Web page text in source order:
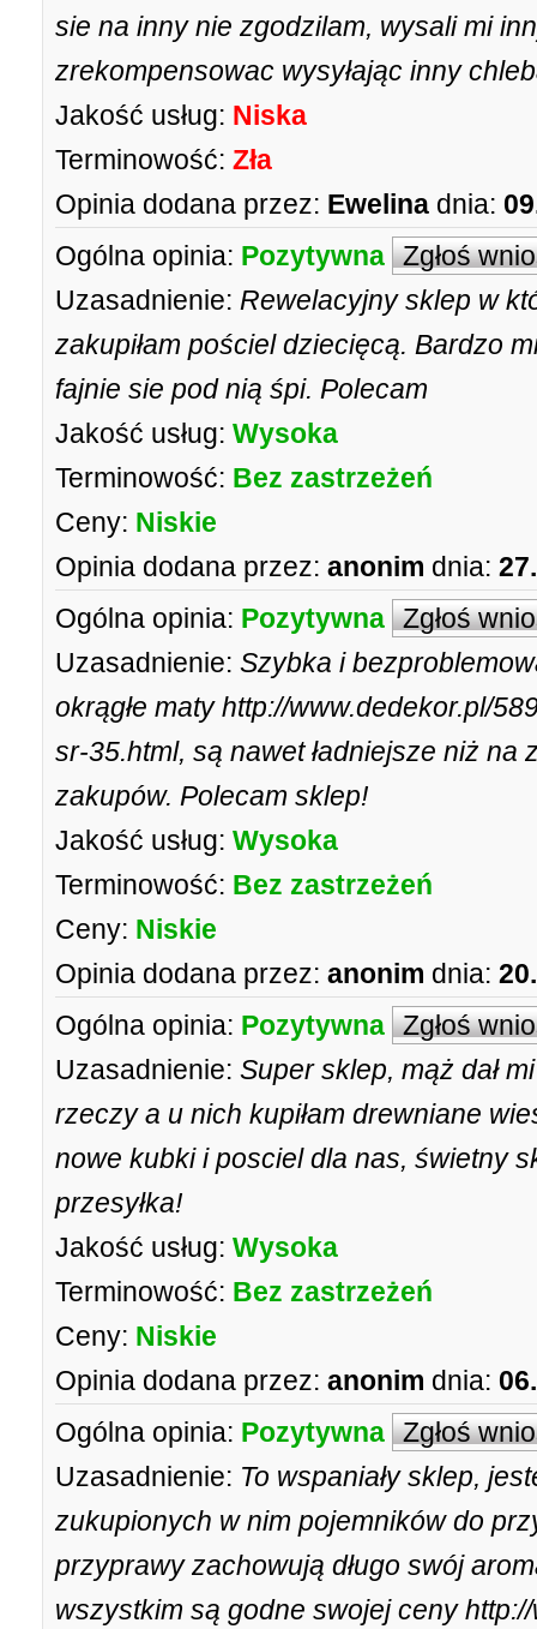
sie na inny nie zgodzilam, wysali mi
zrekompensowac wysyłając inny
Jakość usług: Niska
Terminowość: Zła
Opinia dodana przez: Ewelina dnia:
Ogólna opinia: Pozytywna Zgłoś
Uzasadnienie: Rewelacyjny sklep w
zakupiłam pościel dziecięcą. Bardzo
fajnie sie pod nią śpi. Polecam
Jakość usług: Wysoka
Terminowość: Bez zastrzeżeń
Ceny: Niskie
Opinia dodana przez: anonim dnia:
Ogólna opinia: Pozytywna Zgłoś
Uzasadnienie: Szybka i
okrągłe maty http://www.dedekor.pl/
sr-35.html, są nawet ładniejsze niż
zakupów. Polecam sklep!
Jakość usług: Wysoka
Terminowość: Bez zastrzeżeń
Ceny: Niskie
Opinia dodana przez: anonim dnia:
Ogólna opinia: Pozytywna Zgłoś
Uzasadnienie: Super sklep, mąż dał
rzeczy a u nich kupiłam drewniane
nowe kubki i posciel dla nas, świetny
przesyłka!
Jakość usług: Wysoka
Terminowość: Bez zastrzeżeń
Ceny: Niskie
Opinia dodana przez: anonim dnia:
Ogólna opinia: Pozytywna Zgłoś
Uzasadnienie: To wspaniały sklep,
zukupionych w nim pojemników do
przyprawy zachowują długo swój
wszystkim są godne swojej ceny